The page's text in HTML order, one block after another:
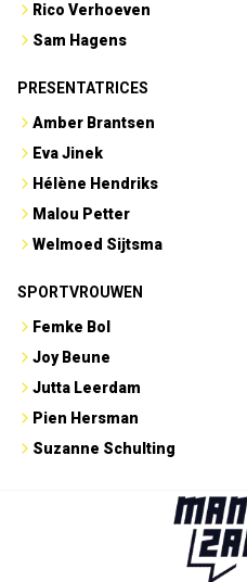
Rico Verhoeven
Sam Hagens
PRESENTATRICES
Amber Brantsen
Eva Jinek
Hélène Hendriks
Malou Petter
Welmoed Sijtsma
SPORTVROUWEN
Femke Bol
Joy Beune
Jutta Leerdam
Pien Hersman
Suzanne Schulting